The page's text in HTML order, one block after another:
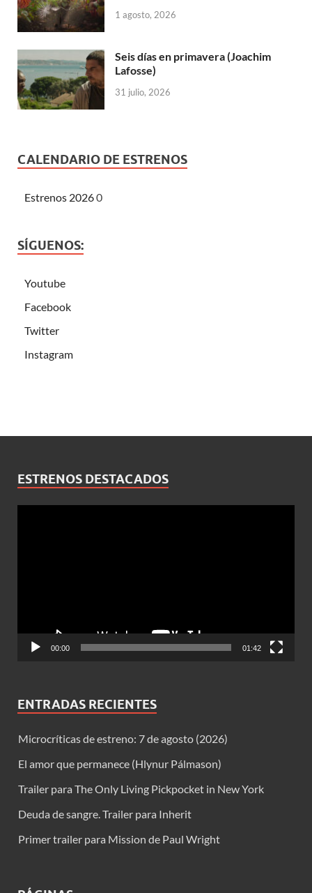
1 agosto, 2026
Seis días en primavera (Joachim
Lafosse)
31 julio, 2026
CALENDARIO DE ESTRENOS
Estrenos 20260
SÍGUENOS:
Youtube
Facebook
Twitter
Instagram
ESTRENOS DESTACADOS
00:00 01:42
ENTRADAS RECIENTES
Microcríticas de estreno: 7 de agosto (2026)
El amor que permanece (Hlynur Pálmason)
Trailer para The Only Living Pickpocket in New York
Deuda de sangre. Trailer para Inherit
Primer trailer para Mission de Paul Wright